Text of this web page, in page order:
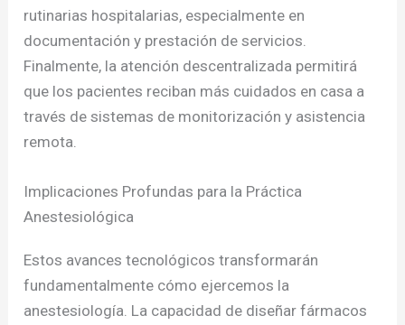
rutinarias hospitalarias, especialmente en
documentación y prestación de servicios.
Finalmente, la atención descentralizada permitirá
que los pacientes reciban más cuidados en casa a
través de sistemas de monitorización y asistencia
remota.
Implicaciones Profundas para la Práctica
Anestesiológica
Estos avances tecnológicos transformarán
fundamentalmente cómo ejercemos la
anestesiología. La capacidad de diseñar fármacos